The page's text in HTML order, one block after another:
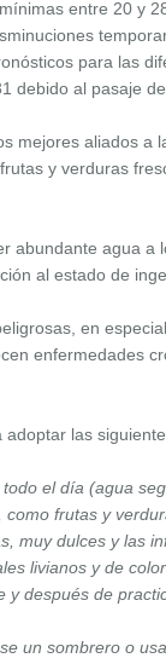
entre 20 y
para las
debido al pasaje
mejores aliados
y verduras
abundante agua
al estado de
en
enfermedades
las
el día (agua
como frutas y
muy dulces y las
livianos y de
y después de
un sombrero o